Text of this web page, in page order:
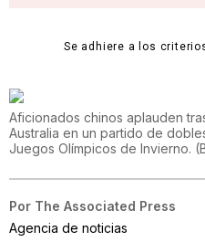
Se adhiere a los
Aficionados chinos aplauden
Australia en un partido de
Juegos Olímpicos de Invierno. (
Por The Associated Press
Agencia de noticias